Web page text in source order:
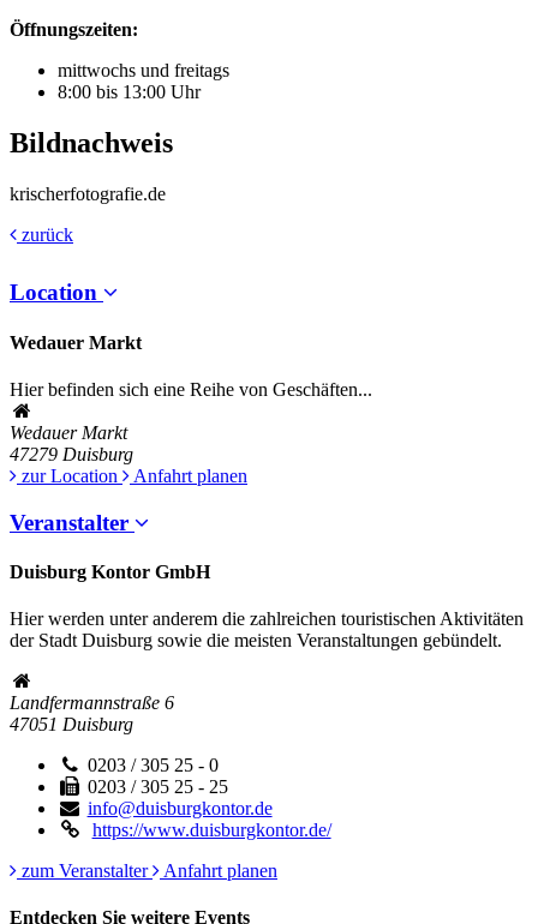
Öffnungszeiten:
mittwochs und freitags
8:00 bis 13:00 Uhr
Bildnachweis
krischerfotografie.de
zurück
Location
Wedauer Markt
Hier befinden sich eine Reihe von Geschäften...
Wedauer Markt
47279 Duisburg
zur Location
Anfahrt planen
Veranstalter
Duisburg Kontor GmbH
Hier werden unter anderem die zahlreichen touristischen Aktivitäten
der Stadt Duisburg sowie die meisten Veranstaltungen gebündelt.
Landfermannstraße 6
47051 Duisburg
0203 / 305 25 - 0
0203 / 305 25 - 25
info@duisburgkontor.de
https://www.duisburgkontor.de/
zum Veranstalter
Anfahrt planen
Entdecken Sie weitere Events